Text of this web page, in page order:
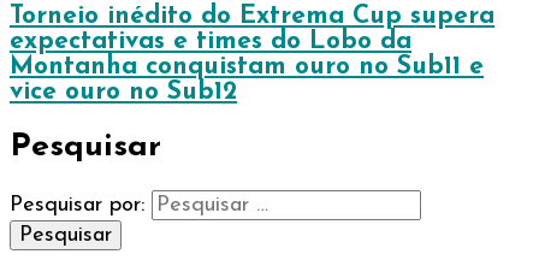
Torneio inédito do Extrema Cup supera
expectativas e times do Lobo da
Montanha conquistam ouro no Sub11 e
vice ouro no Sub12
Pesquisar
Pesquisar por: